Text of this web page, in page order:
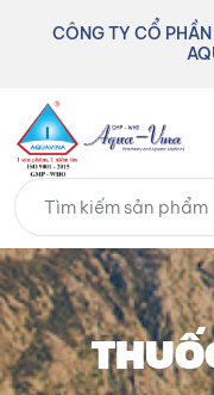
CÔNG TY CỔ